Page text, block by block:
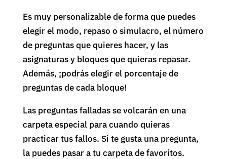
Es muy personalizable de forma que puedes
elegir el modo, repaso o simulacro, el número
de preguntas que quieres hacer, y las
asignaturas y bloques que quieras repasar.
Además, ¡podrás elegir el porcentaje de
preguntas de cada bloque!
Las preguntas falladas se volcarán en una
carpeta especial para cuando quieras
practicar tus fallos. Si te gusta una pregunta,
la puedes pasar a tu carpeta de favoritos.